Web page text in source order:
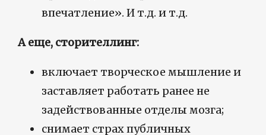
впечатление». И т.д. и т.д.
А еще, сторителлинг:
включает творческое мышление и
заставляет работать ранее не
задействованные отделы мозга;
снимает страх публичных